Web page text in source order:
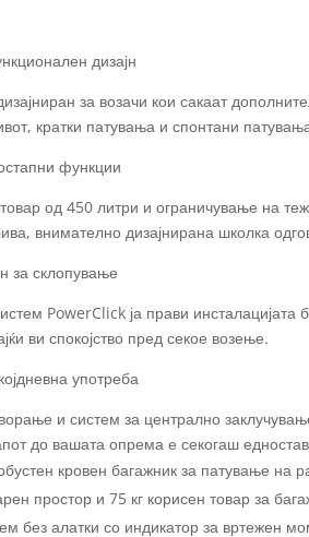
дизајн
за возачи кои сакаат
кратки патувања и спонтани
функции
од 450 литри и ограничување на
внимателно дизајнирана школка
за склопување
PowerClick ја прави
ви спокојство пред секое возење.
употреба
и систем за централно
до вашата опрема е секогаш
кровен багажник за патување на
простор и 75 кг корисен товар за
без алатки со индикатор за вртежен